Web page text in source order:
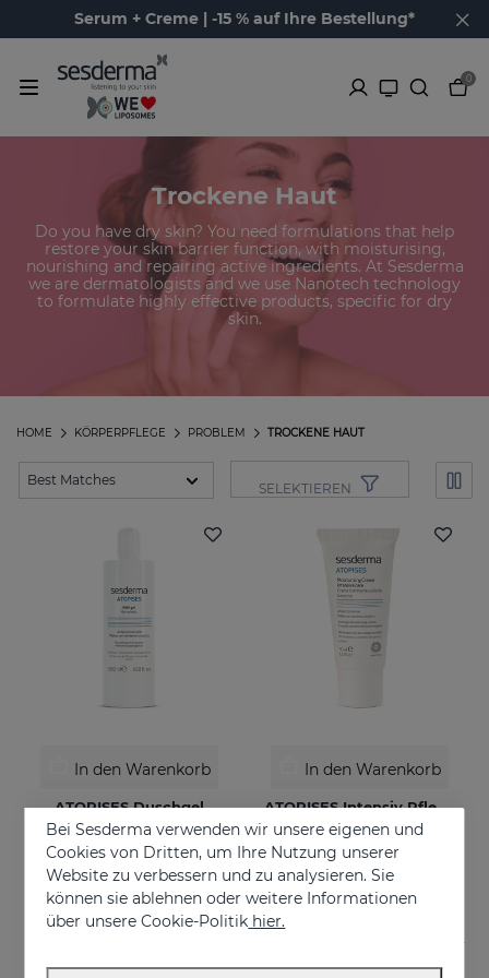
Serum + Creme | -15 % auf Ihre Bestellung*
0
Trockene Haut
Do you have dry skin? You need formulations that help
restore your skin barrier function, with moisturising,
nourishing and repairing active ingredients. At Sesderma
we are dermatologists and we use Nanotech technology
to formulate highly effective products, specific for dry
skin.
TROCKENE HAUT
PROBLEM
KÖRPERPFLEGE
HOME
SELEKTIEREN
In den Warenkorb
ATOPISES Duschgel
Für zu Atopie neigende Haut
€ 12,95
In den Warenkorb
ATOPISES Intensiv Pflegende Feuchtigkeitscreme
Für zu Atopie neigende Haut
€ 26,95
Bei Sesderma verwenden wir unsere eigenen und
Cookies von Dritten, um Ihre Nutzung unserer
Website zu verbessern und zu analysieren. Sie
können sie ablehnen oder weitere Informationen
über unsere Cookie-Politik hier.